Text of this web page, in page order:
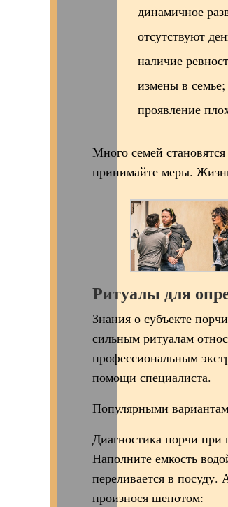
динамичное
отсутствуют
наличие
измены в семье;
проявление
Много семей
принимайте меры.
Ритуалы для
Знания о субъекте
сильным ритуалам
профессиональным
помощи специалиста.
Популярными
Диагностика порчи при
Наполните емкость
переливается в
произнося шепотом: